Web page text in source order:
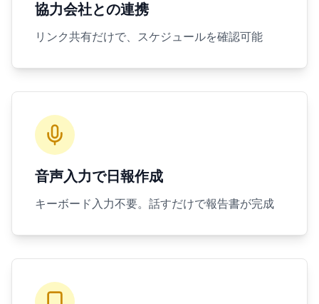
協力会社との連携
リンク共有だけで、スケジュールを確認可能
音声入力で日報作成
キーボード入力不要。話すだけで報告書が完成